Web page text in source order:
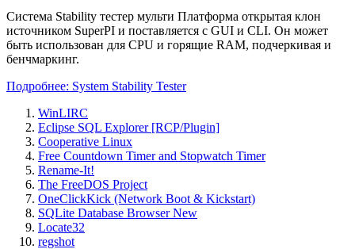
Система Stability тестер мульти Платформа открытая клон
источником SuperPI и поставляется с GUI и CLI. Он может
быть использован для CPU и горящие RAM, подчеркивая и
бенчмаркинг.
Подробнее: System Stability Tester
WinLIRC
Eclipse SQL Explorer [RCP/Plugin]
Cooperative Linux
Free Countdown Timer and Stopwatch Timer
Rename-It!
The FreeDOS Project
OneClickKick (Network Boot & Kickstart)
SQLite Database Browser New
Locate32
regshot